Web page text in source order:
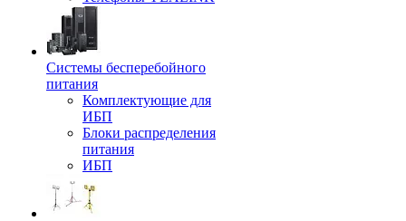
Системы бесперебойного
питания
Комплектующие для
ИБП
Блоки распределения
питания
ИБП